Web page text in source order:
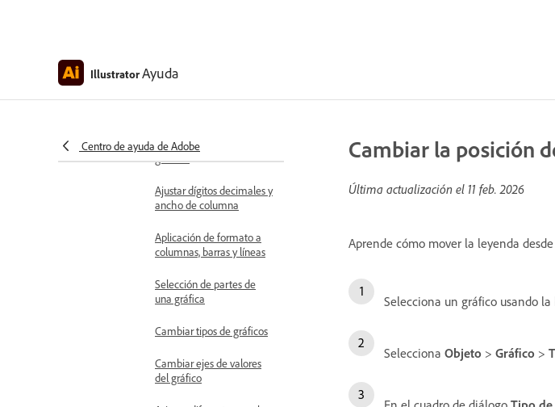
IllustratorAyuda
Centro de ayuda de Adobe
Agregar datos del gráfico
conjuntos de datos de
gráficos
Ajustar dígitos decimales y
ancho de columna
Aplicación de formato a
columnas, barras y líneas
Selección de partes de
una gráfica
Cambiar tipos de gráficos
Cambiar ejes de valores
del gráfico
Cambiar la posición
Última actualización el 11 feb. 2026
Aprende cómo mover la leyenda
Selecciona un gráfico usando
Selecciona Objeto > Gráfico >